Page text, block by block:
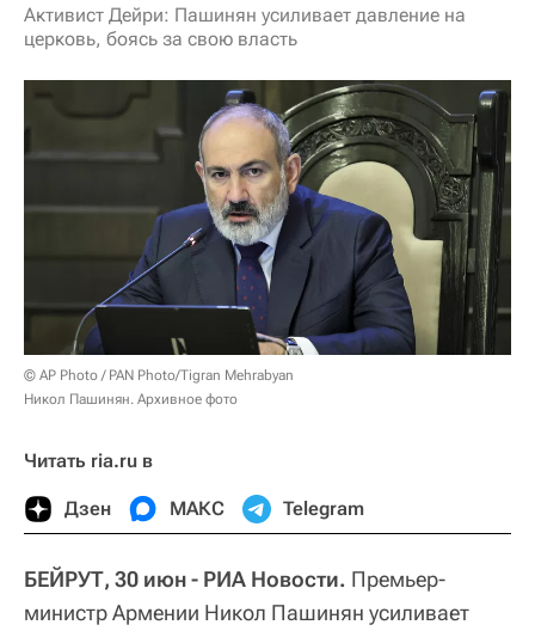
Активист Дейри: Пашинян усиливает давление на
церковь, боясь за свою власть
© AP Photo / PAN Photo/Tigran Mehrabyan
Никол Пашинян. Архивное фото
Читать ria.ru в
Дзен МАКС Telegram
БЕЙРУТ, 30 июн - РИА Новости. Премьер-
министр Армении Никол Пашинян усиливает